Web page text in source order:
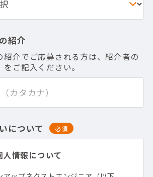
紹介
紹介でご応募される方は、紹介者の
ご記入ください。
について 必須
情報について